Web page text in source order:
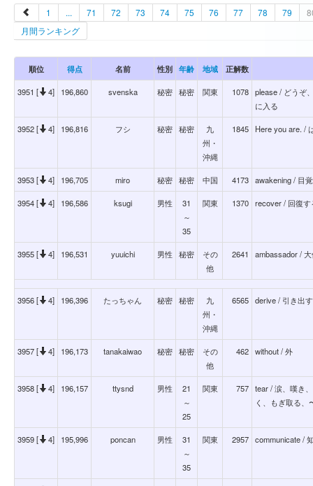
1 ... 71 72 73 74 75 76 77 78 79
月間ランキング
順位 得点 名前 性別 年齢 地域 正解数
3951 [ 4] 196,860 svenska 秘密 秘密 関東 1078 please / どうぞ
に入る
3952 [ 4] 196,816 フシ 秘密 秘密
九
州・
沖縄
1845 Here you are. /
3953 [ 4] 196,705 miro 秘密 秘密 中国 4173 awakening / 目
3954 [ 4] 196,586 ksugi 男性
31
～
35
関東 1370 recover / 回復す
3955 [ 4] 196,531 yuuichi 男性 秘密
その
他
2641 ambassador /
3956 [ 4] 196,396 たっちゃん 秘密 秘密
九
州・
沖縄
6565 derive / 引き出す
3957 [ 4] 196,173 tanakaiwao 秘密 秘密
その
他
462 without / 外
3958 [ 4] 196,157 ttysnd 男性
21
～
25
関東 757 tear / 涙、嘆き
く、もぎ取る、
3959 [ 4] 195,996 poncan 男性
31
～
35
関東 2957 communicate /